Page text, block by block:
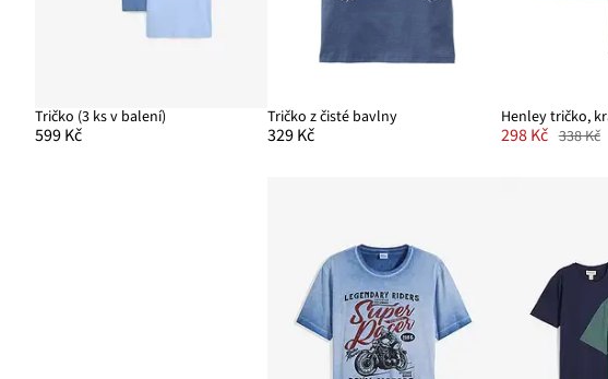
Tričko (3 ks v balení)
599 Kč
Tričko z čisté bavlny
329 Kč 298 Kč 338 Kč